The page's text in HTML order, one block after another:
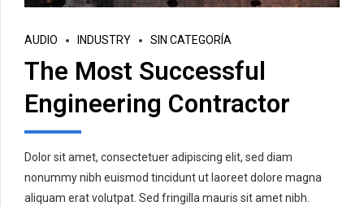
AUDIO INDUSTRY SIN CATEGORÍA
The Most Successful
Engineering Contractor
Dolor sit amet, consectetuer adipiscing elit, sed diam
nonummy nibh euismod tincidunt ut laoreet dolore magna
aliquam erat volutpat. Sed fringilla mauris sit amet nibh.